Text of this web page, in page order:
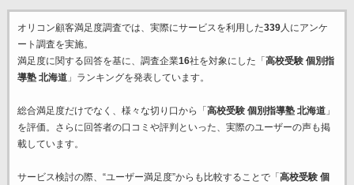
オリコン顧客満足度調査では、実際にサービスを利用した339人にアンケ
ート調査を実施。
満足度に関する回答を基に、調査企業16社を対象にした「 高校受験 個別指
導塾 北海道」ランキングを発表しています。
総合満足度だけでなく、様々な切り口から「 高校受験 個別指導塾 北海道」
を評価。さらに回答者の口コミや評判といった、実際のユーザーの声も掲
載しています。
サービス検討の際、“ユーザー満足度”からも比較することで「 高校受験 個